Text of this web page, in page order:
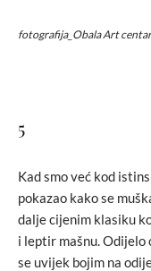
fotografija_Obala Art centar
5
Kad smo već kod
pokazao kako se
dalje cijenim klasiku
i leptir mašnu. Odijelo
se uvijek bojim na